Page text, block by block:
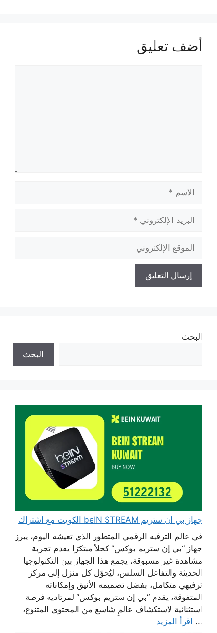
أضف تعليق
الاسم
البريد
الإلكتروني
الموقع
الإلكتروني
البحث
البحث
جهاز بي ان ستريم beIN STREAM الكويت مع اشتراك
في عالم الترفيه الرقمي المتطور الذي تعيشه اليوم، يبرز
جهاز “بي إن ستريم بوكس” كحلاً مبتكرًا يقدم تجربة
مشاهدة غير مسبوقة، يجمع هذا الجهاز بين التكنولوجيا
الحديثة والتفاعل السلس، ليُحوّل كل منزل إلى مركز
ترفيهي متكامل، بفضل تصميمه الأنيق وإمكاناته
المتفوقة، يقدم “بي إن ستريم بوكس” لمرتاديه فرصة
استثنائية لاستكشاف عالمٍ شاسع من المحتوى المتنوع،
... اقرأ المزيد